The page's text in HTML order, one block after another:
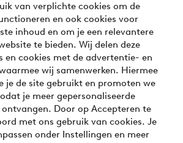
van verplichte cookies om de
en ook cookies voor
inhoud en om je een relevantere
te bieden. Wij delen deze
en cookies met de advertentie- en
wij samenwerken. Hiermee
je de site gebruikt en promoten we
je meer gepersonaliseerde
Door op Accepteren te
met ons gebruik van cookies. Je
onder Instellingen en meer
- Nu betalen of opsplitsen
weten over onze betaalopties?